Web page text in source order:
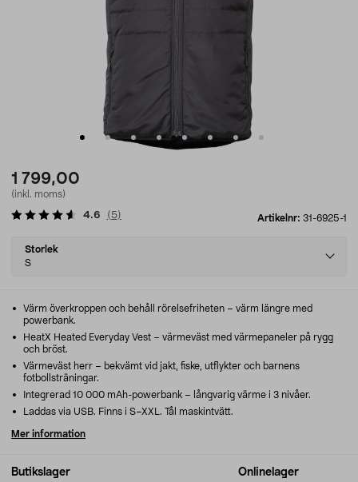
1 799,00
(inkl. moms)
Artikelnr: 31-6925-1
4.6 ( 5)
Select
variant
Storlek
S
Butikslager Onlinelager
Värm överkroppen och behåll rörelsefriheten – värm längre med
powerbank.
HeatX Heated Everyday Vest – värmeväst med värmepaneler på rygg
och bröst.
Värmeväst herr – bekvämt vid jakt, fiske, utflykter och barnens
fotbollsträningar.
Integrerad 10 000 mAh-powerbank – långvarig värme i 3 nivåer.
Laddas via USB. Finns i S–XXL. Tål maskintvätt.
Mer information